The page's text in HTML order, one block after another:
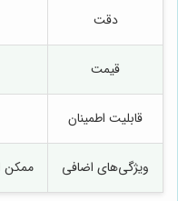
دقت
قیمت
قابلیت اطمینان
ویژگی‌های اضافی ممکن